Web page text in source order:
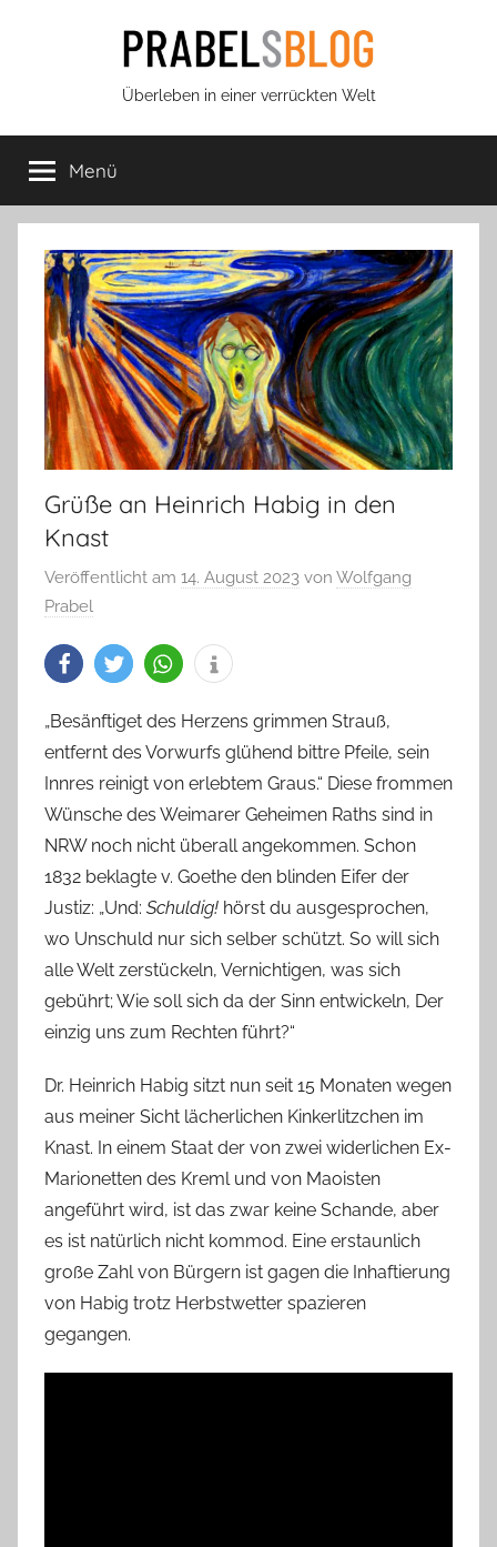
Prabels
Blog
Überleben in einer verrückten Welt
Menü
Grüße an Heinrich Habig in den
Knast
Veröffentlicht am 14. August 2023 von Wolfgang
Prabel
„Besänftiget des Herzens grimmen Strauß,
entfernt des Vorwurfs glühend bittre Pfeile, sein
Innres reinigt von erlebtem Graus.“ Diese frommen
Wünsche des Weimarer Geheimen Raths sind in
NRW noch nicht überall angekommen. Schon
1832 beklagte v. Goethe den blinden Eifer der
Justiz: „Und: Schuldig! hörst du ausgesprochen,
wo Unschuld nur sich selber schützt. So will sich
alle Welt zerstückeln, Vernichtigen, was sich
gebührt; Wie soll sich da der Sinn entwickeln, Der
einzig uns zum Rechten führt?“
Dr. Heinrich Habig sitzt nun seit 15 Monaten wegen
aus meiner Sicht lächerlichen Kinkerlitzchen im
Knast. In einem Staat der von zwei widerlichen Ex-
Marionetten des Kreml und von Maoisten
angeführt wird, ist das zwar keine Schande, aber
es ist natürlich nicht kommod. Eine erstaunlich
große Zahl von Bürgern ist gagen die Inhaftierung
von Habig trotz Herbstwetter spazieren
gegangen.